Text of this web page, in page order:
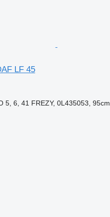
LF 45
5, 6, 41 FREZY, 0L435053, 95cm